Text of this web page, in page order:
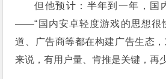
但他预计：半年到一年，国
——“国内安卓轻度游戏的思想很
道、广告商等都在构建广告生态
来说，有用户量、肯推是关键，再